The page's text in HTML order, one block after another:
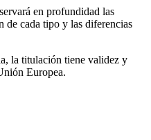
en profundidad las
de cada tipo y las diferencias
la titulación tiene validez y
Europea.